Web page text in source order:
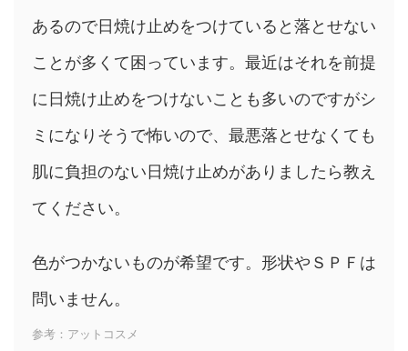
あるので日焼け止めをつけていると落とせない
ことが多くて困っています。最近はそれを前提
に日焼け止めをつけないことも多いのですがシ
ミになりそうで怖いので、最悪落とせなくても
肌に負担のない日焼け止めがありましたら教え
てください。
色がつかないものが希望です。形状やＳＰＦは
問いません。
参考：アットコスメ